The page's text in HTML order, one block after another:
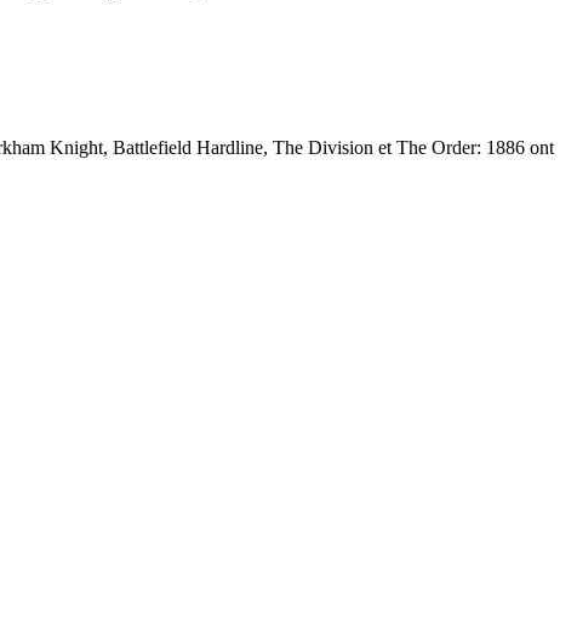
Knight, Battlefield Hardline, The Division et The Order: 1886 ont